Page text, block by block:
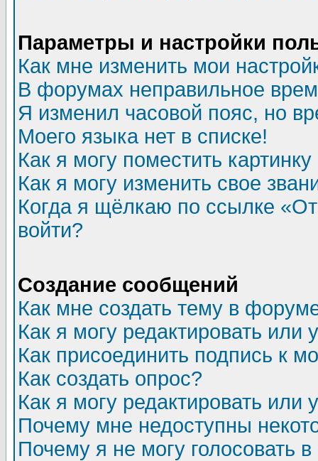
Параметры и настройки
Как мне изменить мои
В форумах неправильное
Я изменил часовой пояс, но
Моего языка нет в списке!
Как я могу поместить
Как я могу изменить свое
Когда я щёлкаю по ссылке
войти?
Создание сообщений
Как мне создать тему в
Как я могу редактировать или
Как присоединить подпись к
Как создать опрос?
Как я могу редактировать или
Почему мне недоступны
Почему я не могу голосовать